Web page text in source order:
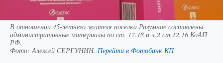
В отношении 45-летнего жителя поселка Разумное составлены
административные материалы по ст. 12.18 и ч.2 ст.12.16 КоАП
РФ.
Фото:Алексей СЕРГУНИН. Перейти в Фотобанк КП